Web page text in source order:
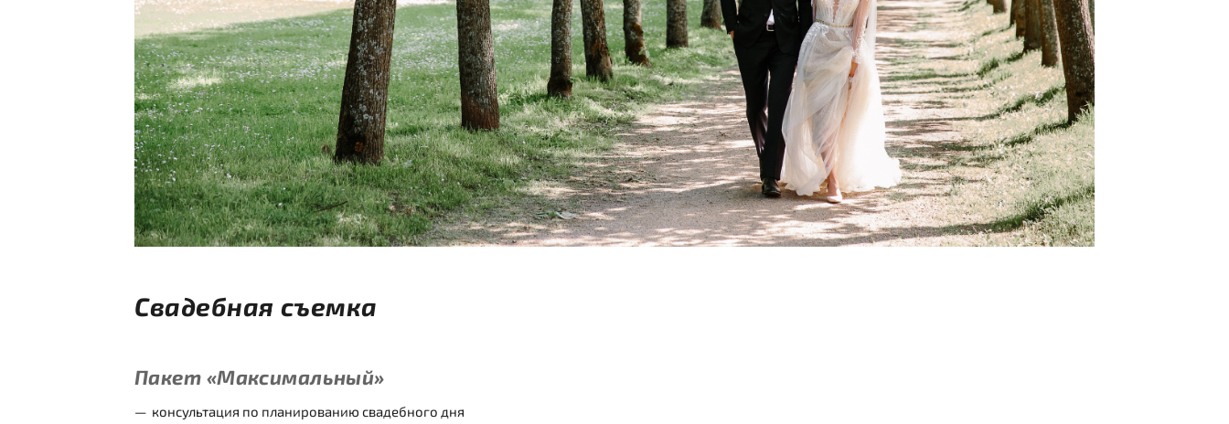
Свадебная съемка
Пакет «Максимальный»
консультация по планированию свадебного дня